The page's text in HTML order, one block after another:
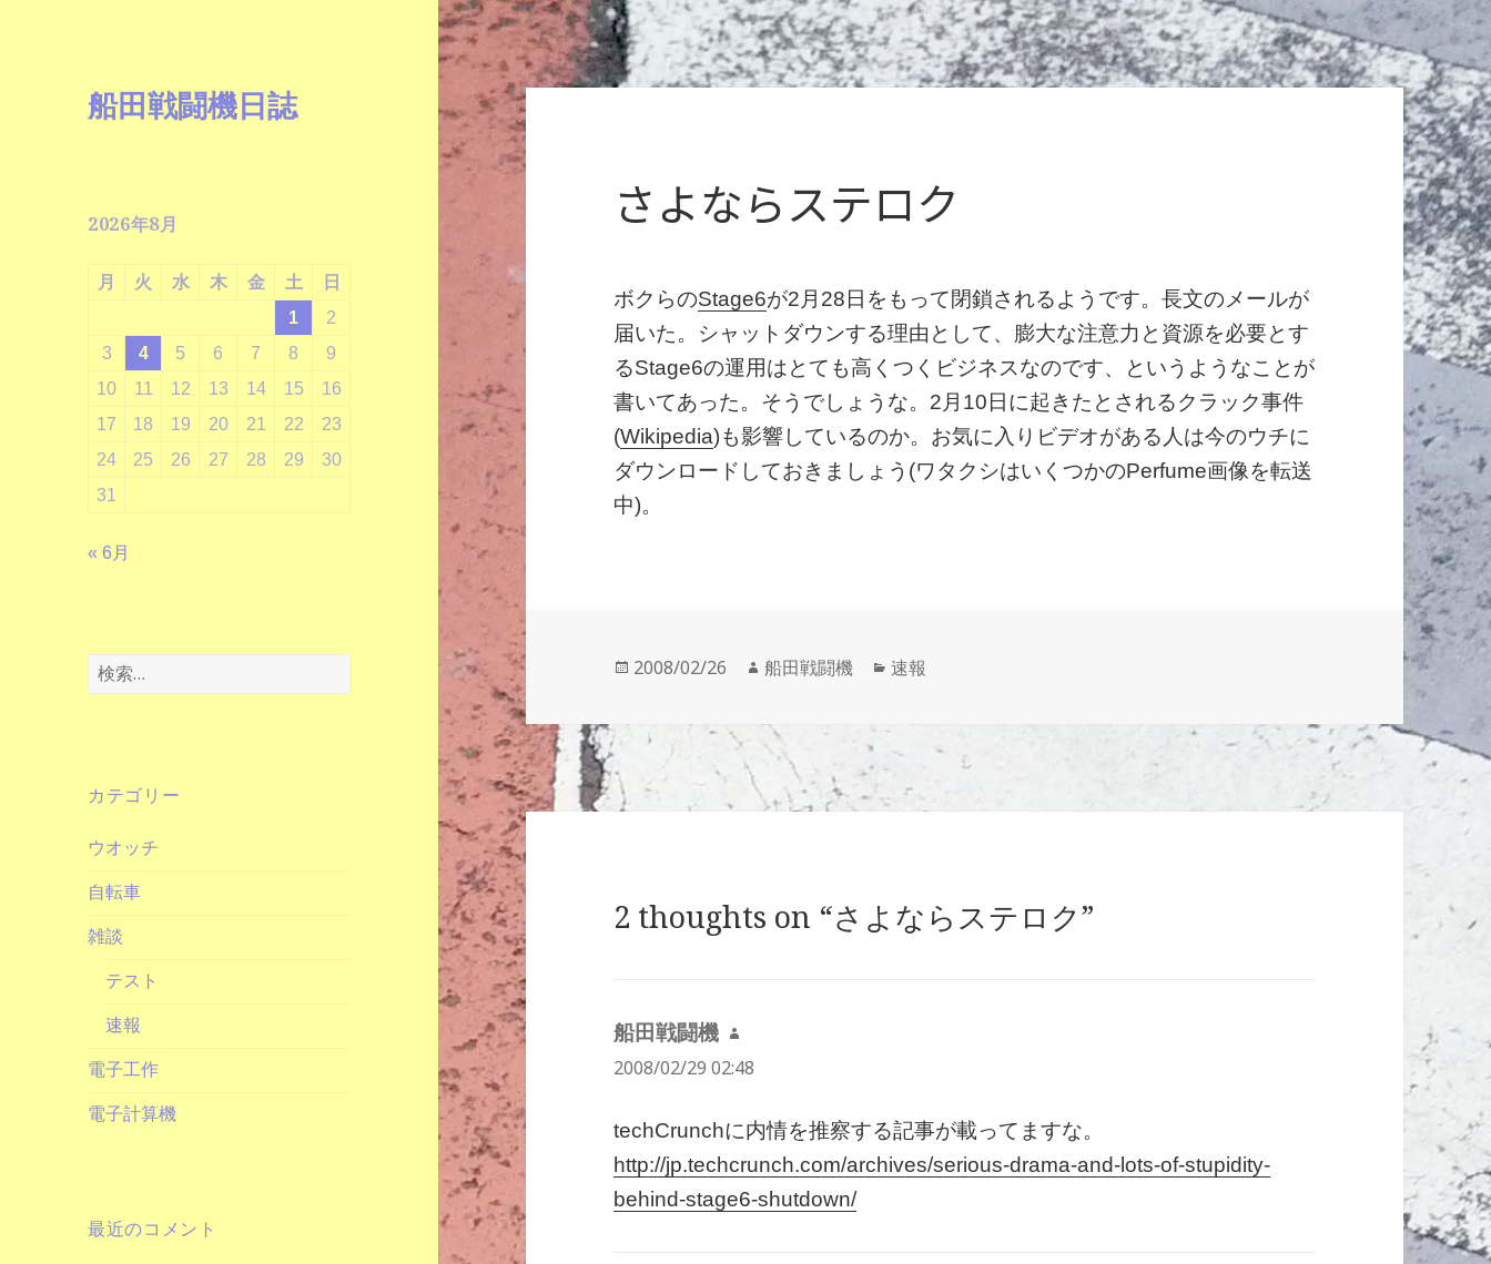
船田戦闘機日誌
2026年8月
月 火 水 木 金 土
日
1
2
3
4 5 6 7 8
9
10
11 12 13 14 15
16
17
18 19 20 21 22
23
24
25 26 27 28 29
30
31
« 6月
検
索:
カテゴリー
ウオッチ
自転車
雑談
テスト
速報
電子工作
電子計算機
最近のコメント
さよならステロク
ボクらのStage6が2月28日をもって閉鎖されるようです。長文のメールが
届いた。シャットダウンする理由として、膨大な注意力と資源を必要とす
るStage6の運用はとても高くつくビジネスなのです、というようなことが
書いてあった。そうでしょうな。2月10日に起きたとされるクラック事件
(Wikipedia)も影響しているのか。お気に入りビデオがある人は今のウチに
ダウンロードしておきましょう(ワタクシはいくつかのPerfume画像を転送
中)。
投
2008/02/26
作
者
船田戦闘機
カ
リ
速報
2 thoughts on “さよならステロク”
船田戦闘機
よ
り:
2008/02/29 02:48
techCrunchに内情を推察する記事が載ってますな。
http://jp.techcrunch.com/archives/serious-drama-and-lots-of-stupidity-
behind-stage6-shutdown/